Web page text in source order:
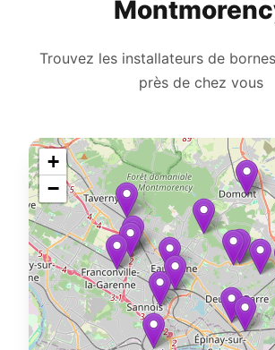
Trouvez les installateurs de
près de chez vous
+
−